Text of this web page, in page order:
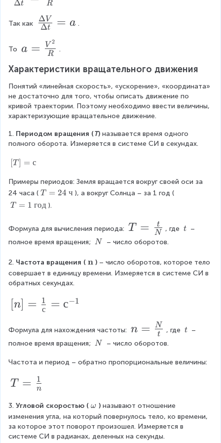
a
a
gl
\
g
a
m
m
a
r
c
{
V
_
A
}
{
R
}
}
{
B
}
=
\f
r
a
c
{
V
{
R
=
V
\
el
a
{
D
el
t
a
V
}
{
\
D
el
t
t
}
=
\f
r
a
{
V
}
R
}
r
a
{
\
el
t
a
V
}
{
\
D
el
a
t
}
=
\f
r
a
c
{
V
2
{
R
}
Δt R
Так как
\f
a
c
\
D
el
t
a
{
\
el
t
a
t
}
=
a
Δt
ΔV = a .
То a
\f
r
a
c
{
V
}
{
R
}
a = R
V 2
.
Характеристики вращательного движения
Понятий «линейная скорость», «ускорение», «координата»
не достаточно для того, чтобы описать движение по
кривой траектории. Поэтому необходимо ввести величины,
характеризующие вращательное движение.
1. Периодом вращения (T) называется время одного
полного оборота. Измеряется в системе СИ в секундах.
]
=
с
T = с
Примеры периодов: Земля вращается вокруг своей оси за
24 часа ( T
=
\
{
}
T = 24 ч ), а вокруг Солнца – за 1 год (
T
1
{
о
д
}
T = 1 год ).
Формула для вычисления периода: T
=
r
t
N
T = N
t
, где \
t –
полное время вращения; \
N
N – число оборотов.
2. Частота вращения ( \
b
}
n ) – число оборотов, которое тело
совершает в единицу времени. Измеряется в системе СИ в
обратных секундах.
[
]
=
\f
a
c
{
1
[n] = с
1 = с−1
Формула для нахождения частоты: n
=
{
N
}
n = t
N
, где \
t –
полное время вращения; \
N
N – число оборотов.
Частота и период – обратно пропорциональные величины:
T
\f
r
a
T = n
1
3. Угловой скоростью ( \
b
ol
d
ω ) называют отношение
изменения угла, на который повернулось тело, ко времени,
за которое этот поворот произошел. Измеряется в
системе СИ в радианах, деленных на секунды.